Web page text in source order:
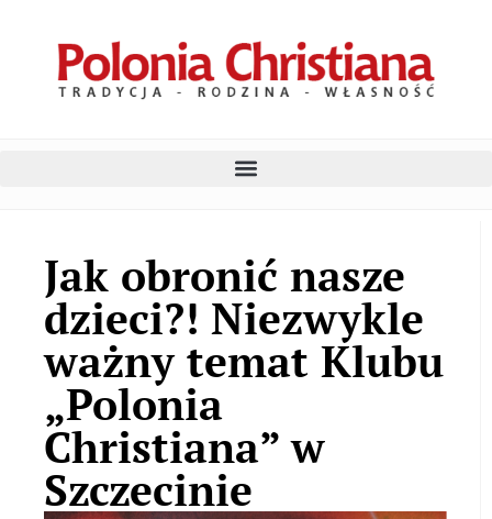
Jak obronić nasze
dzieci?! Niezwykle
ważny temat Klubu
„Polonia
Christiana” w
Szczecinie